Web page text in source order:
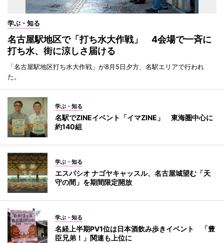
学ぶ・知る
名古屋駅地区で「打ち水大作戦」 4会場で一斉に
打ち水、街に涼しさ届ける
「名古屋駅地区打ち水大作戦」が8月5日夕方、名駅エリアで行われ
た。
学ぶ・知る
名駅でZINEイベント「イマZINE」 東海圏中心に
約140組
学ぶ・知る
エスパシオ ナゴヤキャッスル、名古屋城望む「天
守の間」を期間限定開放
学ぶ・知る
名経上半期PV1位は日本酒飲み歩きイベント 「豊
臣兄弟！」関連も上位に